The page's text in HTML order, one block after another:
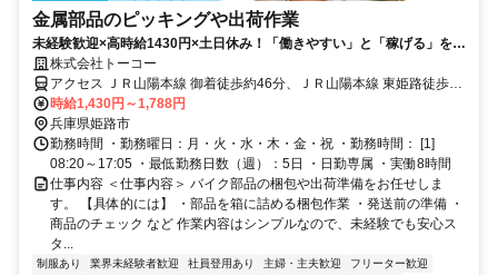
金属部品のピッキングや出荷作業
未経験歓迎×高時給1430円×土日休み！「働きやすい」と「稼げる」を両
立できる人気の軽作業♪マイカー通勤OK！
株式会社トーコー
アクセス ＪＲ山陽本線 御着徒歩約46分、ＪＲ山陽本線 東姫路徒歩約
64分 花田ICから車で4分
時給1,430円～1,788円
兵庫県姫路市
勤務時間 ・勤務曜日：月・火・水・木・金・祝 ・勤務時間： [1]
08:20～17:05 ・最低勤務日数（週）：5日 ・日勤専属 ・実働8時間
仕事内容 ＜仕事内容＞ バイク部品の梱包や出荷準備をお任せしま
す。 【具体的には】 ・部品を箱に詰める梱包作業 ・発送前の準備 ・
商品のチェック など 作業内容はシンプルなので、未経験でも安心ス
タ...
制服あり 業界未経験者歓迎 社員登用あり 主婦・主夫歓迎
フリーター歓迎